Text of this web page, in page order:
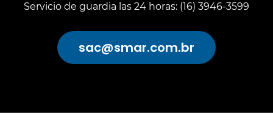
Servicio de guardia las 24 horas: (16) 3946-3599
sac@smar.com.br